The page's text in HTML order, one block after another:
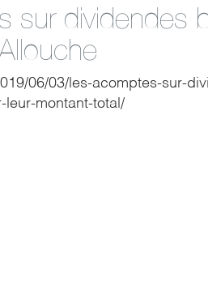
sur dividendes
06/03/les-acomptes-sur-
leur-montant-total/